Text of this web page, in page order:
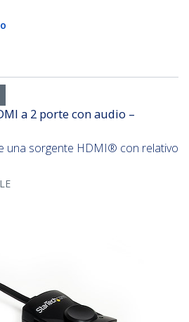
a 2 porte con audio –
una sorgente HDMI® con relativo